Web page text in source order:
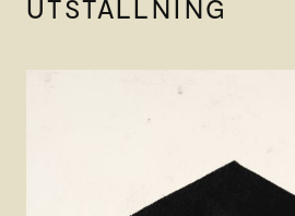
UTSTÄLLNING